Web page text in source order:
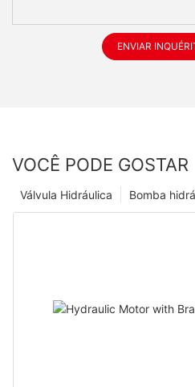
ENVIAR
VOCÊ PODE GOSTAR
Bomba
Válvula Hidráulica